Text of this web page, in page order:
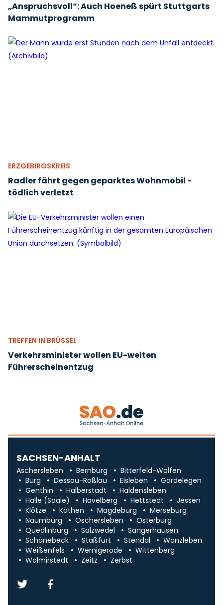
„Anspruchsvoll“: Auch Hoeneß spürt Stuttgarts
Mammutprogramm
ERZGEBIRGSKREIS
Radler fährt gegen geparktes Wohnmobil -
tödlich verletzt
TREFFEN IN BRÜSSEL
Verkehrsminister wollen EU-weiten
Führerscheinentzug
SACHSEN-ANHALT
Aschersleben Bernburg
Bitterfeld-Wolfen
Burg
Dessau-Roßlau Eisleben
Gardelegen
Genthin
Halberstadt
Haldensleben
Halle (Saale)
Havelberg Hettstedt
Jessen
Klötze
Köthen Magdeburg
Merseburg
Naumburg
Oschersleben
Osterburg
Quedlinburg
Salzwedel
Sangerhausen
Schönebeck
Staßfurt Stendal
Wanzleben
Weißenfels
Wernigerode
Wittenberg
Wolmirstedt
Zeitz Zerbst